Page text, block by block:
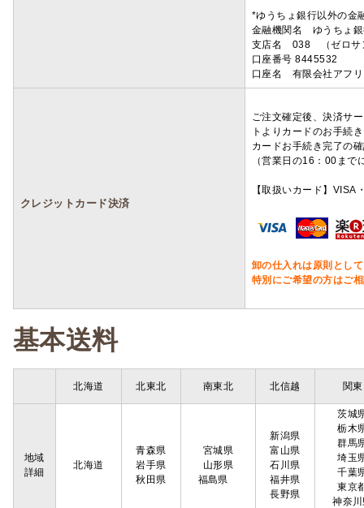
*ゆうちょ銀行以外の金
金融機関名 ゆうちょ
支店名 038 （ゼロサ
口座番号 8445532
口座名 有限会社アフ
クレジットカード決済
ご注文確定後、決済サ
トよりカードのお手続
カードお手続き完了の
（営業日の16：00ま
【取扱いカード】
卸の仕入れは原則とし
特別にご希望の方はご
基本送料
北海道 北東北 南東北 北信越 関東
地域
詳細
北海道
青森県
岩手県
秋田県
宮城県
山形県
福島県
新潟県
富山県
石川県
福井県
長野県
茨城
栃木
群馬
埼玉
千葉
東京
神奈